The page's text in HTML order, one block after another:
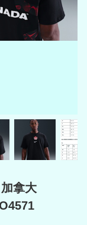
拿大